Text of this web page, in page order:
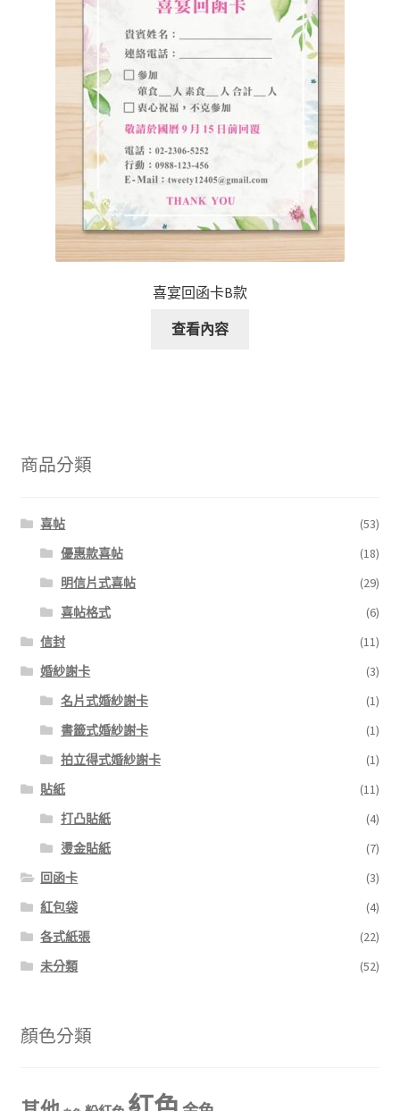
喜宴回函卡B款
查看內容
商品分類
喜帖
(53)
優惠款喜帖
(18)
明信片式喜帖
(29)
喜帖格式
(6)
信封
(11)
婚紗謝卡
(3)
名片式婚紗謝卡
(1)
書籤式婚紗謝卡
(1)
拍立得式婚紗謝卡
(1)
貼紙
(11)
打凸貼紙
(4)
燙金貼紙
(7)
回函卡
(3)
紅包袋
(4)
各式紙張
(22)
未分類
(52)
顏色分類